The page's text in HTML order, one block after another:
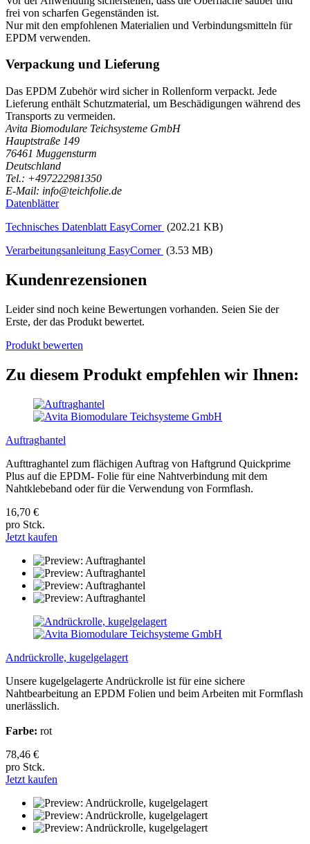
frei von scharfen Gegenständen ist.
Nur mit den empfohlenen Materialien und Verbindungsmitteln für
EPDM verwenden.
Verpackung und Lieferung
Das EPDM Zubehör wird sicher in Rollenform verpackt. Jede
Lieferung enthält Schutzmaterial, um Beschädigungen während des
Transports zu vermeiden.
Avita Biomodulare Teichsysteme GmbH
Hauptstraße 149
76461 Muggensturm
Deutschland
Tel.: +497222981350
E-Mail: info@teichfolie.de
Datenblätter
Technisches Datenblatt EasyCorner (202.21 KB)
Verarbeitungsanleitung EasyCorner (3.53 MB)
Kundenrezensionen
Leider sind noch keine Bewertungen vorhanden. Seien Sie der
Erste, der das Produkt bewertet.
Produkt bewerten
Zu diesem Produkt empfehlen wir Ihnen:
Auftraghantel
Aufttraghantel zum flächigen Auftrag von Haftgrund Quickprime
Plus auf die EPDM- Folie für eine Nahtverbindung mit dem
Nahtklebeband oder für die Verwendung von Formflash.
16,70 €
pro Stck.
Jetzt kaufen
Andrückrolle, kugelgelagert
Unsere kugelgelagerte Andrückrolle ist für eine sichere
Nahtbearbeitung an EPDM Folien und beim Arbeiten mit Formflash
unerlässlich.
Farbe: rot
78,46 €
pro Stck.
Jetzt kaufen